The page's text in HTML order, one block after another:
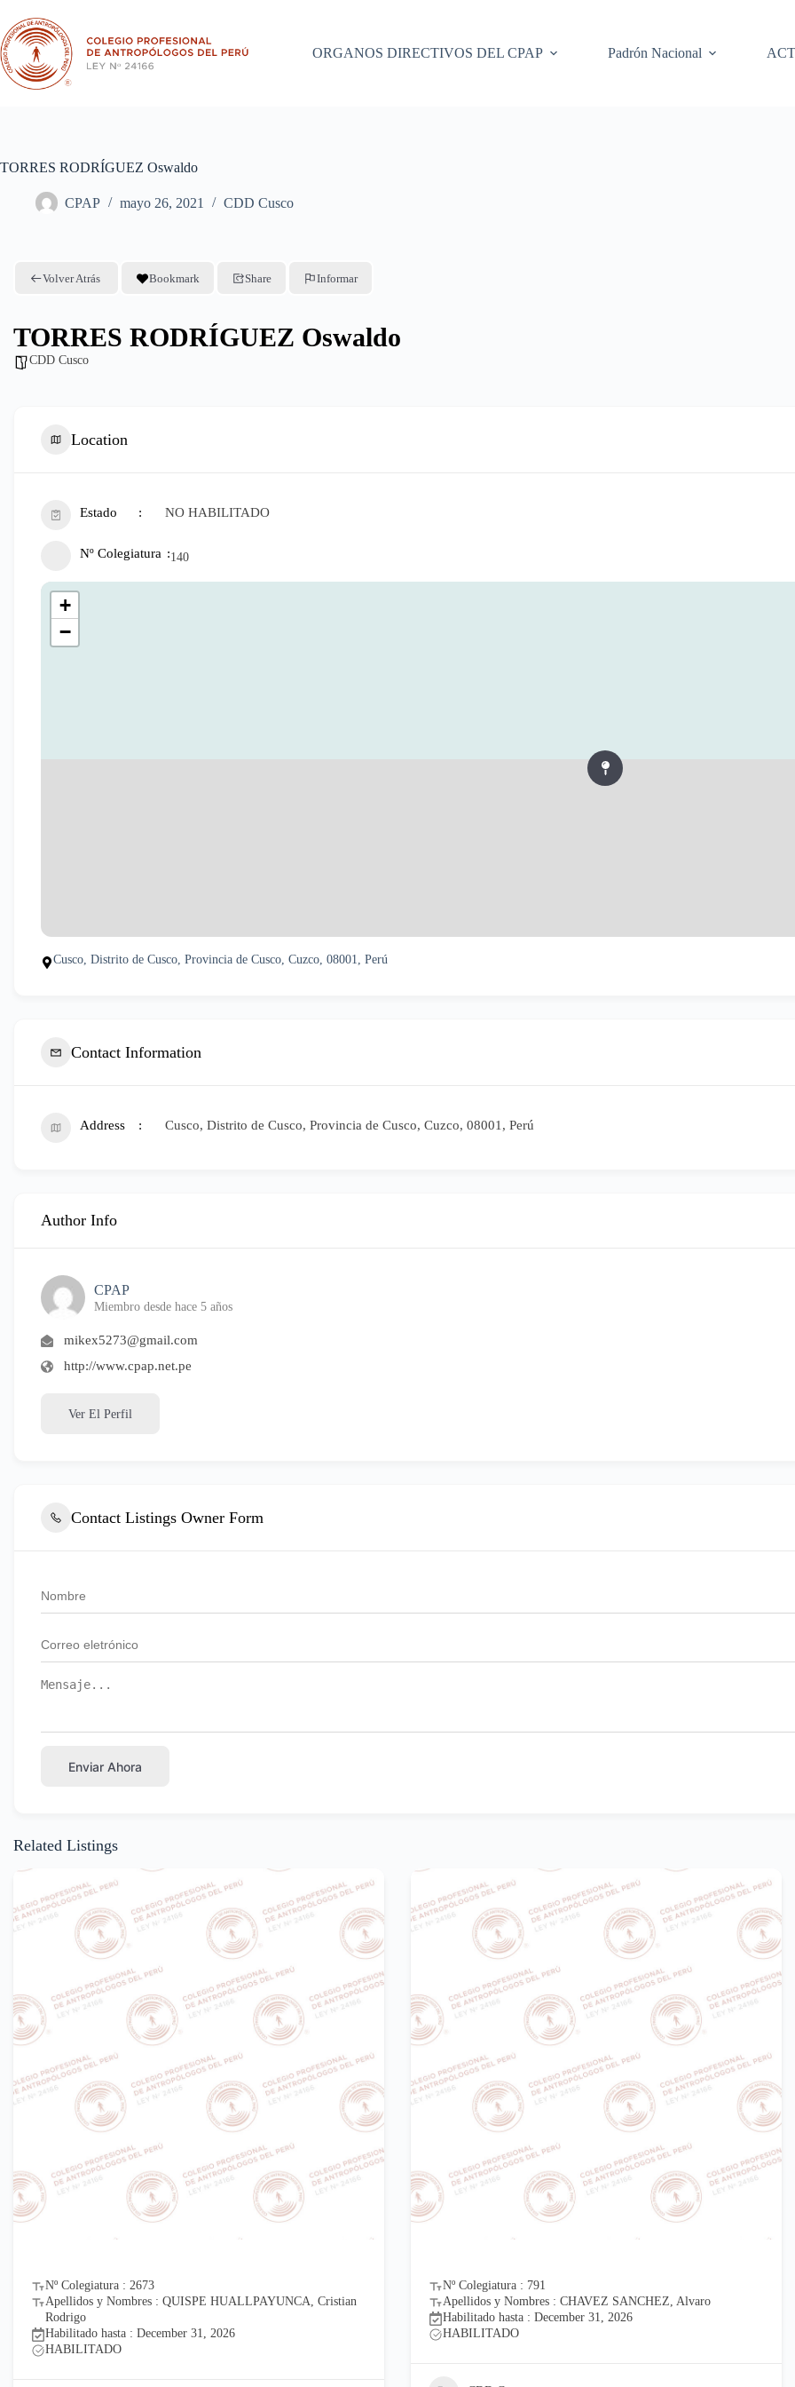
contenido
ORGANOS DIRECTIVOS DEL CPAP
Padrón Nacional
TORRES RODRÍGUEZ Oswaldo
CPAP mayo 26, 2021 CDD Cusco
Volver Atrás Bookmark Share Informar
TORRES RODRÍGUEZ Oswaldo
CDD Cusco
Location
Estado NO HABILITADO
Nº Colegiatura 140
+
−
Cusco, Distrito de Cusco, Provincia de Cusco, Cuzco, 08001, Perú
Contact Information
Address Cusco, Distrito de Cusco, Provincia de Cusco, Cuzco, 08001, Perú
Author Info
CPAP
Miembro desde hace 5 años
mikex5273@gmail.com
http://www.cpap.net.pe
Ver El Perfil
Contact Listings Owner Form
Enviar Ahora
Related Listings
Nº Colegiatura : 2673
Apellidos y Nombres : QUISPE HUALLPAYUNCA, Cristian
Rodrigo
Habilitado hasta : December 31, 2026
HABILITADO
Nº Colegiatura : 791
Apellidos y Nombres : CHAVEZ SANCHEZ, Alvaro
Habilitado hasta : December 31, 2026
HABILITADO